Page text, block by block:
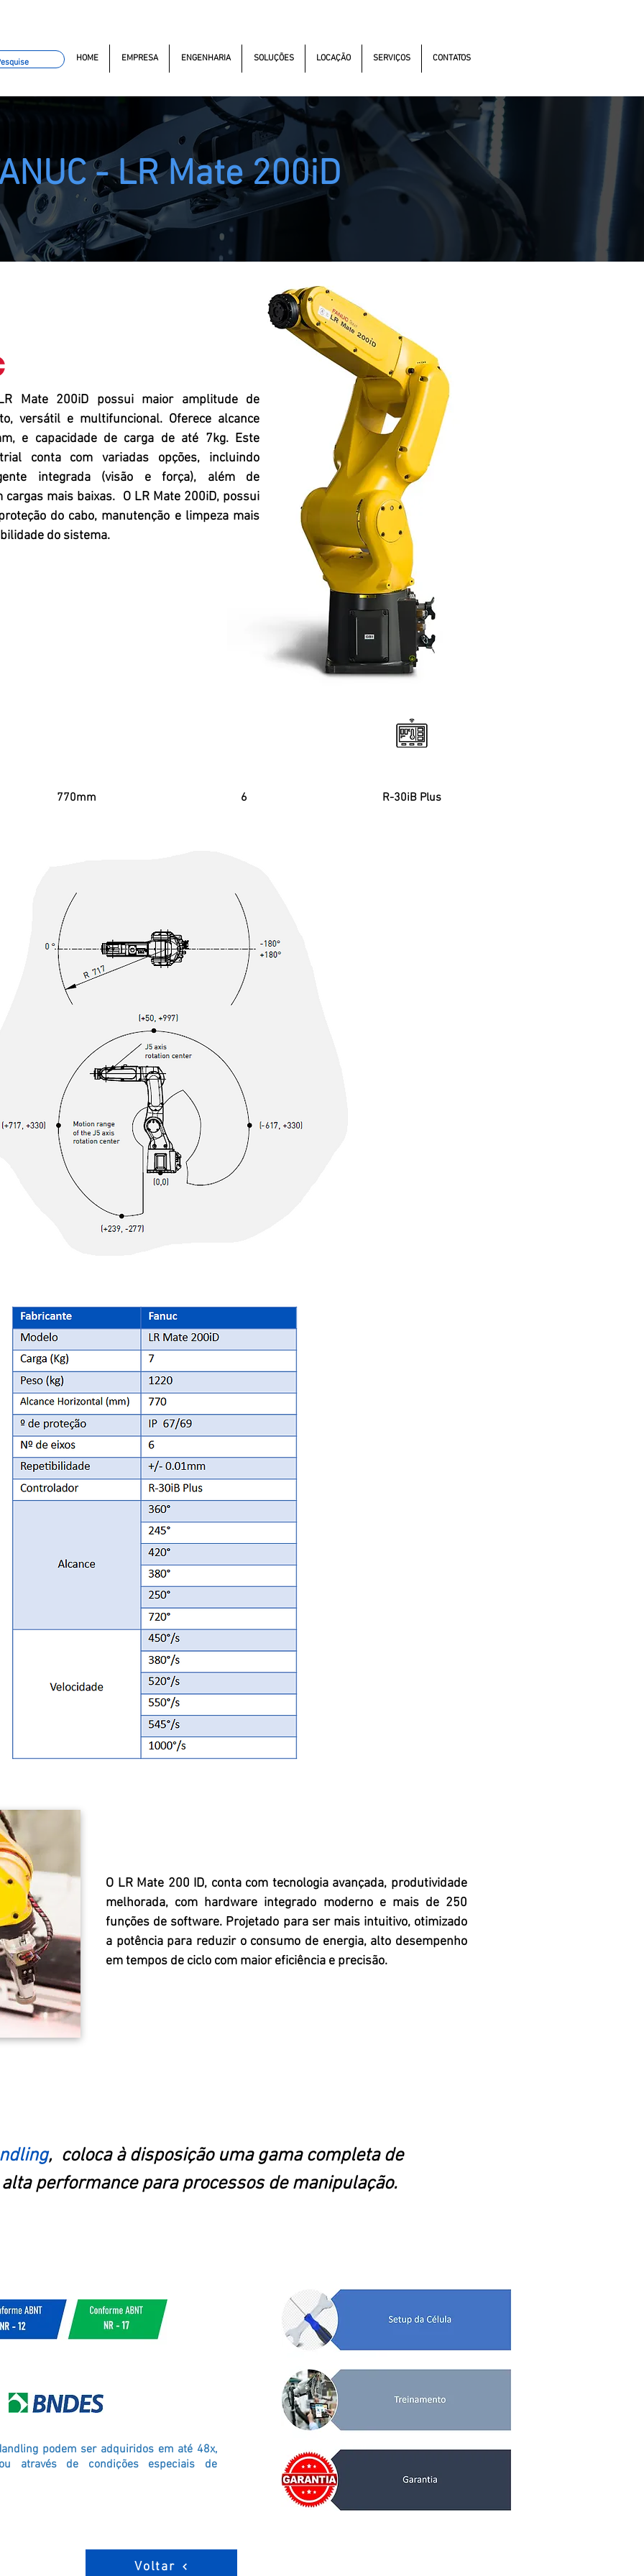
HOME EMPRESA ENGENHARIA SOLUÇÕES LOCAÇÃO SERVIÇOS CONTATOS
- LR Mate 200iD
Mate 200iD possui maior amplitude de
versátil e multifuncional. Oferece alcance
e capacidade de carga de até 7kg. Este
conta com variadas opções, incluindo
integrada (visão e força), além de
cargas mais baixas. O LR Mate 200iD, possui
do cabo, manutenção e limpeza mais
do sistema.
770mm 6 R-30iB Plus
O LR Mate 200 ID, conta com tecnologia avançada, produtividade
melhorada, com hardware integrado moderno e mais de 250
funções de software. Projetado para ser mais intuitivo, otimizado
a potência para reduzir o consumo de energia, alto desempenho
em tempos de ciclo com maior eficiência e precisão.
, coloca à disposição uma gama completa de
performance para processos de manipulação.
podem ser adquiridos em até 48x,
ou através de condições especiais de
Voltar